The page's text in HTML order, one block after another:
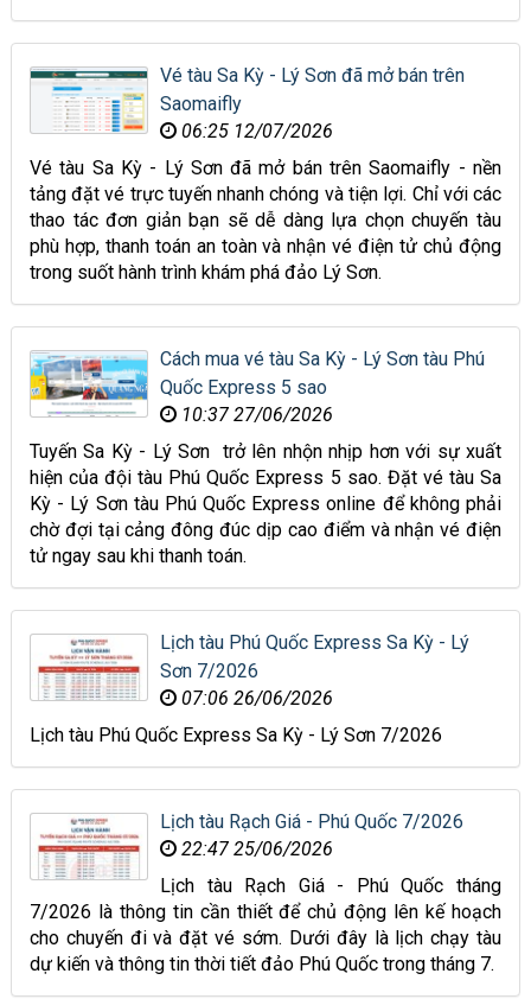
Vé tàu Sa Kỳ - Lý Sơn đã mở bán trên
Saomaifly
06:25 12/07/2026
Vé tàu Sa Kỳ - Lý Sơn đã mở bán trên Saomaifly - nền
tảng đặt vé trực tuyến nhanh chóng và tiện lợi. Chỉ với các
thao tác đơn giản bạn sẽ dễ dàng lựa chọn chuyến tàu
phù hợp, thanh toán an toàn và nhận vé điện tử chủ động
trong suốt hành trình khám phá đảo Lý Sơn.
Cách mua vé tàu Sa Kỳ - Lý Sơn tàu Phú
Quốc Express 5 sao
10:37 27/06/2026
Tuyến Sa Kỳ - Lý Sơn trở lên nhộn nhịp hơn với sự xuất
hiện của đội tàu Phú Quốc Express 5 sao. Đặt vé tàu Sa
Kỳ - Lý Sơn tàu Phú Quốc Express online để không phải
chờ đợi tại cảng đông đúc dịp cao điểm và nhận vé điện
tử ngay sau khi thanh toán.
Lịch tàu Phú Quốc Express Sa Kỳ - Lý
Sơn 7/2026
07:06 26/06/2026
Lịch tàu Phú Quốc Express Sa Kỳ - Lý Sơn 7/2026
Lịch tàu Rạch Giá - Phú Quốc 7/2026
22:47 25/06/2026
Lịch tàu Rạch Giá - Phú Quốc tháng
7/2026 là thông tin cần thiết để chủ động lên kế hoạch
cho chuyến đi và đặt vé sớm. Dưới đây là lịch chạy tàu
dự kiến và thông tin thời tiết đảo Phú Quốc trong tháng 7.